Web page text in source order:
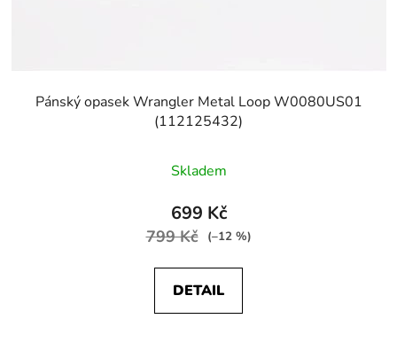
Pánský opasek Wrangler Metal Loop W0080US01
(112125432)
Skladem
699 Kč
799 Kč (–12 %)
DETAIL